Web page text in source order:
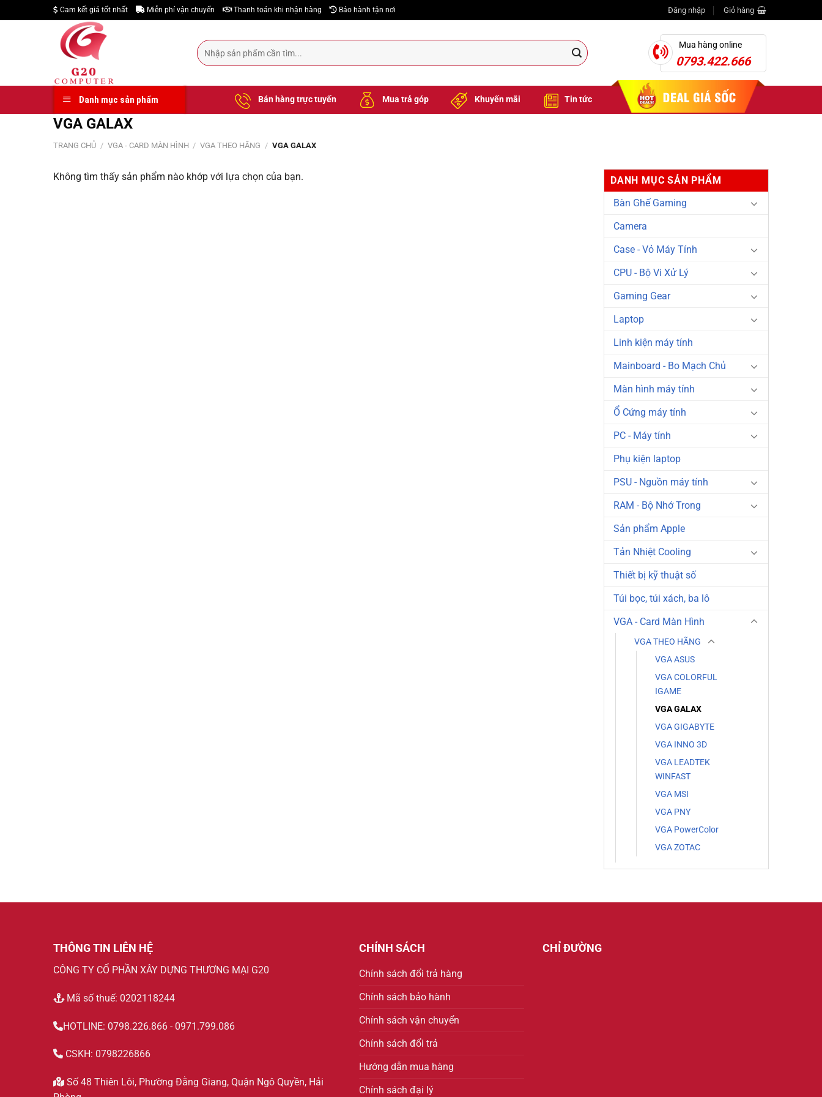
to
Cam kết giá tốt nhất Miễn phí vận chuyển Thanh toán khi nhận hàng Bảo hành tận nơi Đăng nhập Giỏ hàng
Tìm
kiếm:
Mua hàng online
0793.422.666
Danh mục sản phẩm Bán hàng trực tuyến Mua trả góp Khuyến mãi Tin tức
VGA GALAX
TRANG CHỦ / VGA - CARD MÀN HÌNH / VGA THEO HÃNG / VGA GALAX
Không tìm thấy sản phẩm nào khớp với lựa chọn của bạn.
DANH MỤC SẢN PHẨM
Bàn Ghế Gaming
Camera
Case - Vỏ Máy Tính
CPU - Bộ Vi Xử Lý
Gaming Gear
Laptop
Linh kiện máy tính
Mainboard - Bo Mạch Chủ
Màn hình máy tính
Ổ Cứng máy tính
PC - Máy tính
Phụ kiện laptop
PSU - Nguồn máy tính
RAM - Bộ Nhớ Trong
Sản phẩm Apple
Tản Nhiệt Cooling
Thiết bị kỹ thuật số
Túi bọc, túi xách, ba lô
VGA - Card Màn Hình
VGA THEO HÃNG
VGA ASUS
VGA COLORFUL
IGAME
VGA GALAX
VGA GIGABYTE
VGA INNO 3D
VGA LEADTEK
WINFAST
VGA MSI
VGA PNY
VGA PowerColor
VGA ZOTAC
THÔNG TIN LIÊN HỆ
CÔNG TY CỔ PHẦN XÂY DỰNG THƯƠNG MẠI G20
Mã số thuế: 0202118244
HOTLINE: 0798.226.866 - 0971.799.086
CSKH: 0798226866
Số 48 Thiên Lôi, Phường Đằng Giang, Quận Ngô Quyền, Hải
CHÍNH SÁCH
Chính sách đổi trả hàng
Chính sách bảo hành
Chính sách vận chuyển
Chính sách đổi trả
Hướng dẫn mua hàng
Chính sách đại lý
CHỈ ĐƯỜNG